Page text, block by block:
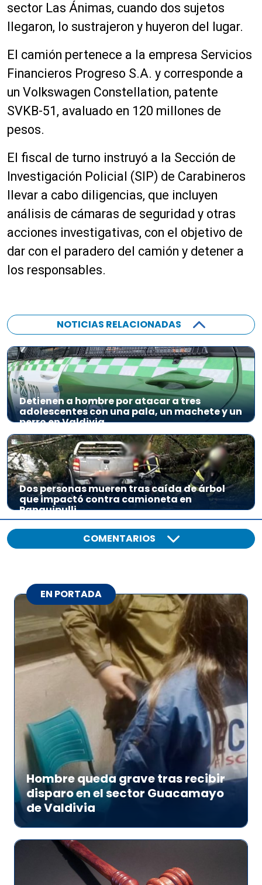
sector Las Ánimas, cuando dos sujetos
llegaron, lo sustrajeron y huyeron del lugar.
El camión pertenece a la empresa Servicios
Financieros Progreso S.A. y corresponde a
un Volkswagen Constellation, patente
SVKB-51, avaluado en 120 millones de
pesos.
El fiscal de turno instruyó a la Sección de
Investigación Policial (SIP) de Carabineros
llevar a cabo diligencias, que incluyen
análisis de cámaras de seguridad y otras
acciones investigativas, con el objetivo de
dar con el paradero del camión y detener a
los responsables.
NOTICIAS RELACIONADAS
Detienen a hombre por atacar a tres
adolescentes con una pala, un machete y un
perro en Valdivia
Dos personas mueren tras caída de árbol
que impactó contra camioneta en
Panguipulli
COMENTARIOS
EN PORTADA
Hombre queda grave tras recibir
disparo en el sector Guacamayo
de Valdivia